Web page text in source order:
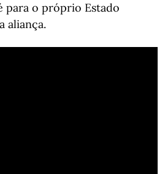
para o próprio Estado
aliança.